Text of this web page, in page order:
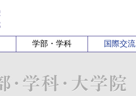
学部・学科
心理コミュニケーション学科
国際交流